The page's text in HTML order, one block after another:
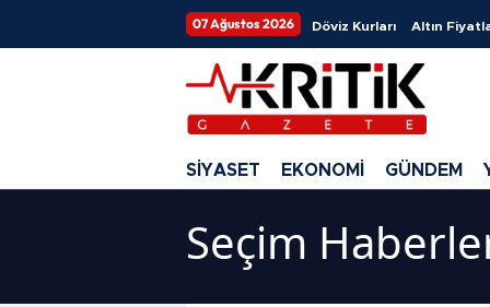
07 Ağustos 2026 Döviz Kurları Altın
SİYASET EKONOMİ GÜNDEM
Seçim